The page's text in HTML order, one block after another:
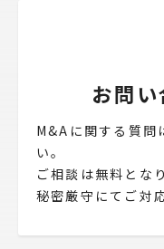
お問
M&Aに関する質問
い。
ご相談は無料とな
秘密厳守にてご対